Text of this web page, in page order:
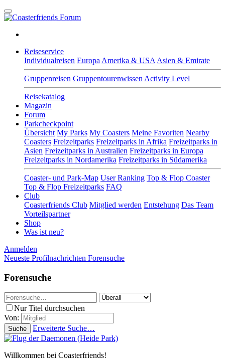
Reiseservice
Individualreisen Europa Amerika & USA Asien & Emirate
Gruppenreisen Gruppentourenwissen Activity Level
Reisekatalog
Magazin
Forum
Parkcheckpoint
Übersicht My Parks My Coasters Meine Favoriten Nearby
Coasters Freizeitparks Freizeitparks in Afrika Freizeitparks in
Asien Freizeitparks in Australien Freizeitparks in Europa
Freizeitparks in Nordamerika Freizeitparks in Südamerika
Coaster- und Park-Map User Ranking Top & Flop Coaster
Top & Flop Freizeitparks FAQ
Club
Coasterfriends Club Mitglied werden Entstehung Das Team
Vorteilspartner
Shop
Was ist neu?
Anmelden
Neueste Profilnachrichten Forensuche
Forensuche
Nur Titel durchsuchen
Von:
Suche Erweiterte Suche…
Willkommen bei Coasterfriends!